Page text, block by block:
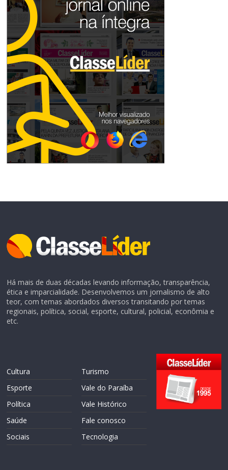
Há mais de duas décadas levando informação, transparência,
ética e imparcialidade. Desenvolvemos um jornalismo de alto
teor, com temas abordados diversos transitando por temas
regionais, política, social, esporte, cultural, policial, econômia e
etc.
Cultura
Esporte
Política
Saúde
Sociais
Turismo
Vale do Paraíba
Vale Histórico
Fale conosco
Tecnologia